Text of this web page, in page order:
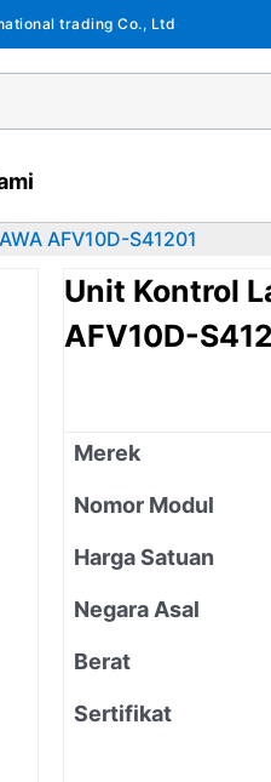
trading Co., Ltd
AFV10D-S41201
Unit Kontrol
AFV10D-
Merek
Nomor Modul
Harga Satuan
Negara Asal
Berat
Sertifikat